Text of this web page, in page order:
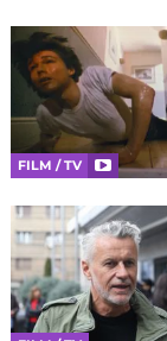
FILM / TV